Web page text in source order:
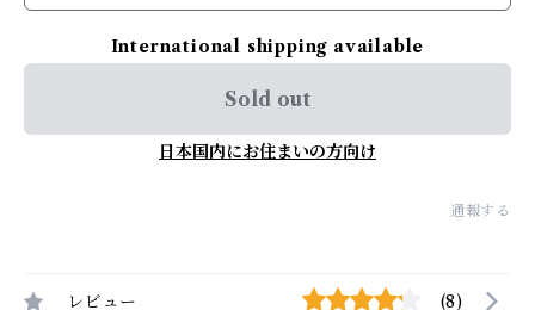
International shipping available
Sold out
日本国内にお住まいの方向け
通報する
レビュー (8)